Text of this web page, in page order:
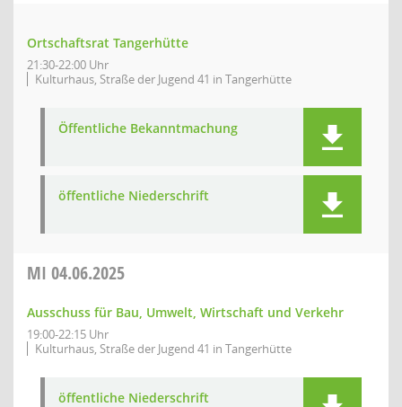
Ortschaftsrat Tangerhütte
21:30-22:00 Uhr
Kulturhaus, Straße der Jugend 41 in Tangerhütte
Öffentliche Bekanntmachung
öffentliche Niederschrift
MI 04.06.2025
Ausschuss für Bau, Umwelt, Wirtschaft und Verkehr
19:00-22:15 Uhr
Kulturhaus, Straße der Jugend 41 in Tangerhütte
öffentliche Niederschrift